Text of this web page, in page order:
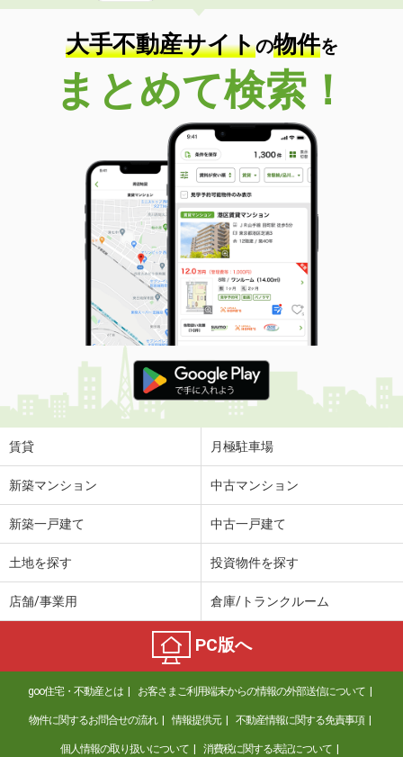
専有面積 37.81m²
間取り
1LDK
栃木県小山市大字粟宮
価 格
5.80万円
栃木県小山市大字粟宮
51.66m²
間取り
2LDK
栃木県小山市駅東通り１丁目
価 格
8.30万円
住 所
栃木県小山市駅東通り１丁目
専有面積 42.6m²
間取り
1LDK
栃木県那須塩原市下厚崎
価 格
4.60万円
住 所
栃木県那須塩原市下厚崎
専有面積
栃木県宇都宮市茂原３
4.90万円
栃木県下野市小金井４
5.30万円
住 所
栃木県下野市小金井４
専有面積 37.81m²
間取り
1LDK
栃木県小山市神鳥谷２
大手不動産サイトの物件を
まとめて検索！
賃貸 月極駐車場
新築マンション 中古マンション
新築一戸建て 中古一戸建て
土地を探す 投資物件を探す
店舗/事業用 倉庫/トランクルーム
PC版へ
goo住宅・不動産とは お客さまご利用端末からの情報の外部送信について
物件に関するお問合せの流れ 情報提供元 不動産情報に関する免責事項
個人情報の取り扱いについて 消費税に関する表記について